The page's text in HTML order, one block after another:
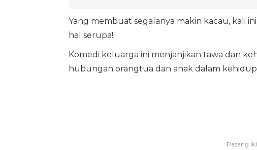
Yang membuat segalanya makin kacau, kali
hal serupa!
Komedi keluarga ini menjanjikan tawa dan
hubungan orangtua dan anak dalam